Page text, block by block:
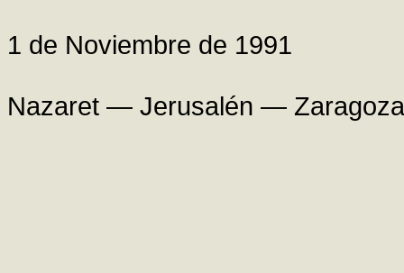
1 de Noviembre de 1991
Nazaret — Jerusalén — Zaragoza